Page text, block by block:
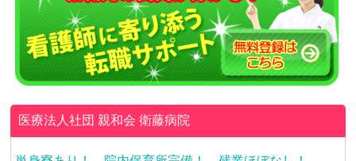
医療法人社団 親和会衛藤病院